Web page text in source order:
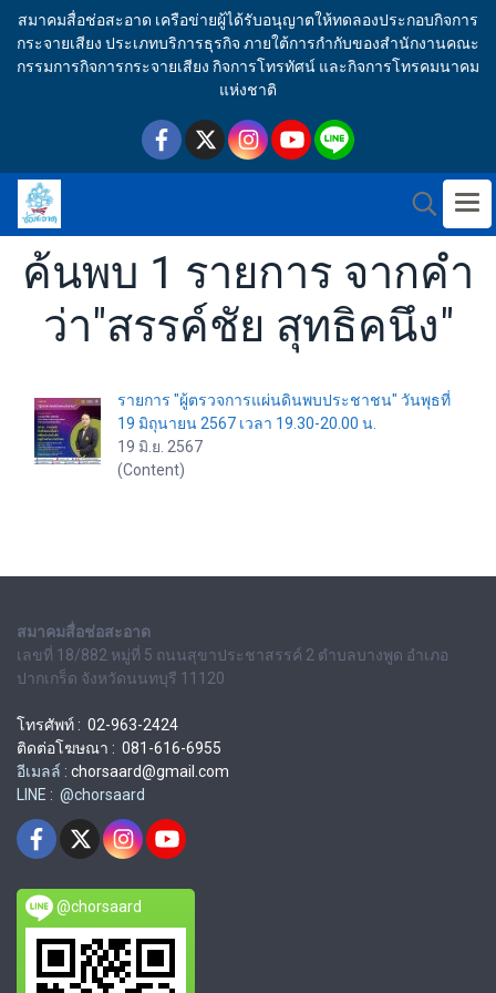
สมาคมสื่อช่อสะอาด เครือข่ายผู้ได้รับอนุญาตให้ทดลองประกอบกิจการ
กระจายเสียง ประเภทบริการธุรกิจ ภายใต้การกำกับของสำนักงานคณะ
กรรมการกิจการกระจายเสียง กิจการโทรทัศน์ และกิจการโทรคมนาคม
แห่งชาติ
ค้นพบ 1 รายการ จากคำ
ว่า"สรรค์ชัย สุทธิคนึง"
รายการ "ผู้ตรวจการแผ่นดินพบประชาชน" วันพุธที่
19 มิถุนายน 2567 เวลา 19.30-20.00 น.
19 มิ.ย. 2567
(Content)
สมาคมสื่อช่อสะอาด
เลขที่ 18/882 หมู่ที่ 5 ถนนสุขาประชาสรรค์ 2 ตำบลบางพูด อำเภอ
ปากเกร็ด จังหวัดนนทบุรี 11120
โทรศัพท์ : 02-963-2424
ติดต่อโฆษณา : 081-616-6955
อีเมลล์ : chorsaard@gmail.com
LINE : @chorsaard
@chorsaard